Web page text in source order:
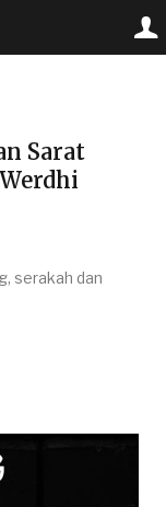
Sarat
serakah dan